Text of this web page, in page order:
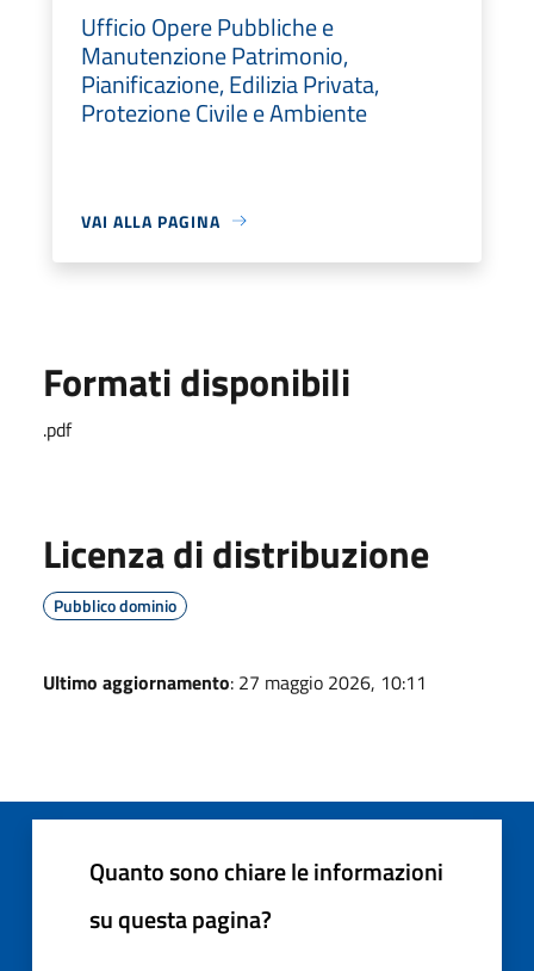
Ufficio Opere Pubbliche e
Manutenzione Patrimonio,
Pianificazione, Edilizia Privata,
Protezione Civile e Ambiente
VAI ALLA PAGINA
Formati disponibili
.pdf
Licenza di distribuzione
Pubblico dominio
Ultimo aggiornamento: 27 maggio 2026, 10:11
Quanto sono chiare le informazioni
su questa pagina?